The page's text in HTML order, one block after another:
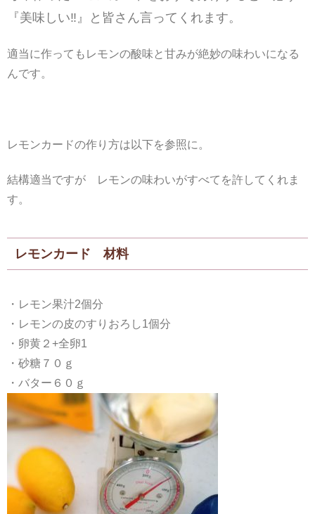
『美味しい‼』と皆さん言ってくれます。
適当に作ってもレモンの酸味と甘みが絶妙の味わいになる
んです。
レモンカードの作り方は以下を参照に。
結構適当ですが レモンの味わいがすべてを許してくれま
す。
レモンカード 材料
・レモン果汁2個分
・レモンの皮のすりおろし1個分
・卵黄２+全卵1
・砂糖７０ｇ
・バター６０ｇ